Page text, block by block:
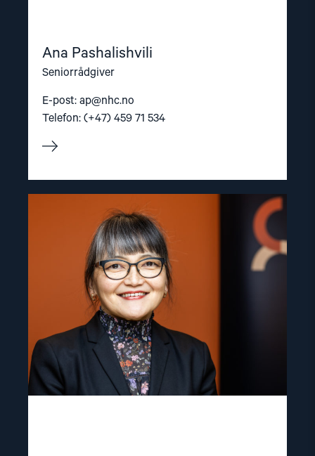
Ana Pashalishvili
Seniorrådgiver
E-post: ap@nhc.no
Telefon: (+47) 459 71 534
"Inna
Sangadzhieva"